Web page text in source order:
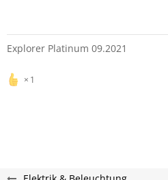
Explorer Platinum 09.2021
1